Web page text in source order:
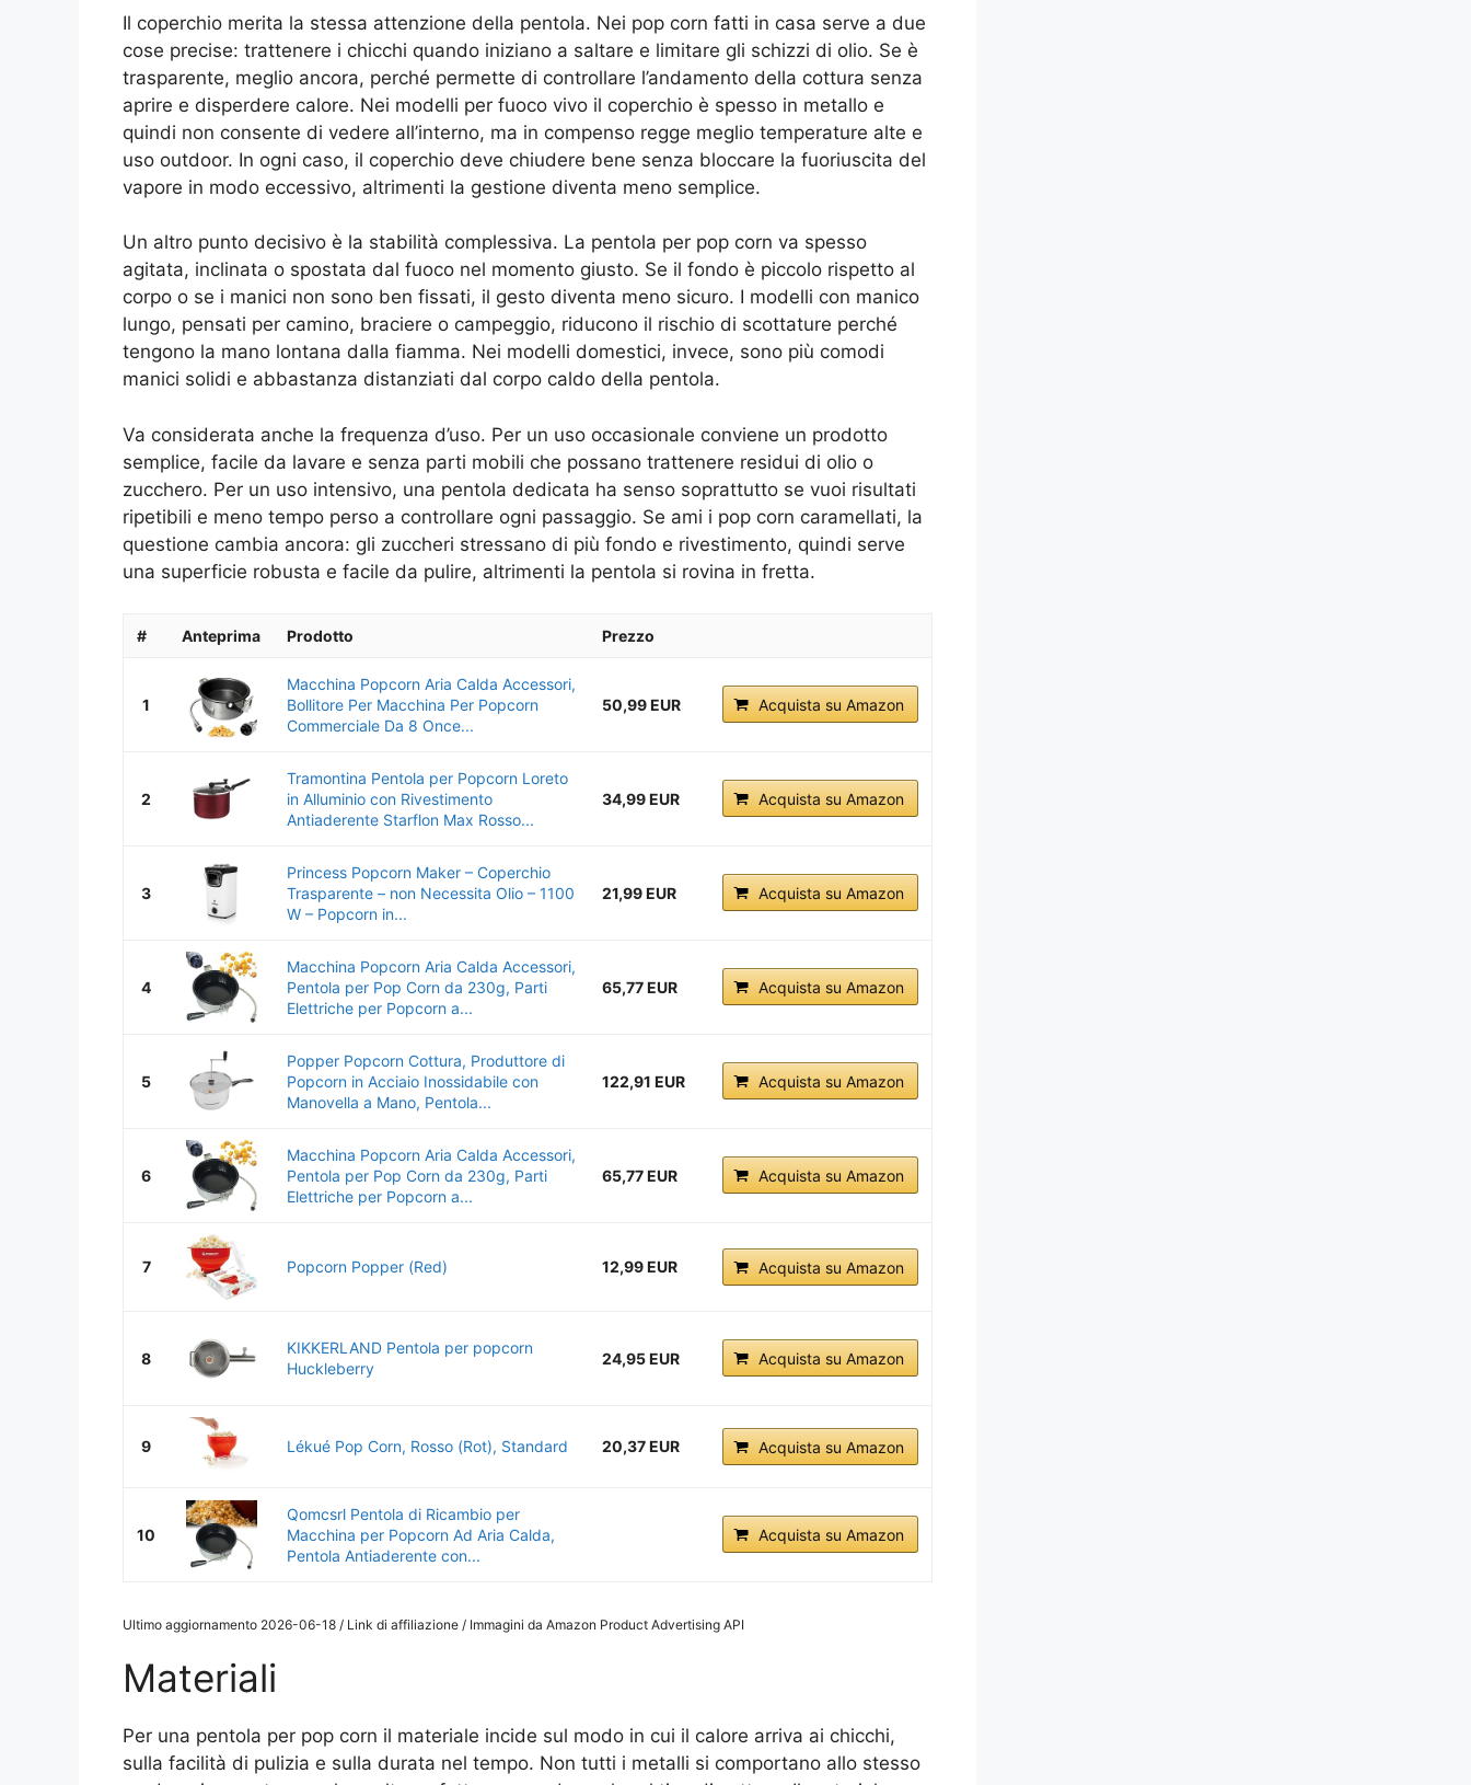
Il coperchio merita la stessa attenzione della pentola. Nei pop corn fatti in casa serve a due
cose precise: trattenere i chicchi quando iniziano a saltare e limitare gli schizzi di olio. Se è
trasparente, meglio ancora, perché permette di controllare l’andamento della cottura senza
aprire e disperdere calore. Nei modelli per fuoco vivo il coperchio è spesso in metallo e
quindi non consente di vedere all’interno, ma in compenso regge meglio temperature alte e
uso outdoor. In ogni caso, il coperchio deve chiudere bene senza bloccare la fuoriuscita del
vapore in modo eccessivo, altrimenti la gestione diventa meno semplice.
Un altro punto decisivo è la stabilità complessiva. La pentola per pop corn va spesso
agitata, inclinata o spostata dal fuoco nel momento giusto. Se il fondo è piccolo rispetto al
corpo o se i manici non sono ben fissati, il gesto diventa meno sicuro. I modelli con manico
lungo, pensati per camino, braciere o campeggio, riducono il rischio di scottature perché
tengono la mano lontana dalla fiamma. Nei modelli domestici, invece, sono più comodi
manici solidi e abbastanza distanziati dal corpo caldo della pentola.
Va considerata anche la frequenza d’uso. Per un uso occasionale conviene un prodotto
semplice, facile da lavare e senza parti mobili che possano trattenere residui di olio o
zucchero. Per un uso intensivo, una pentola dedicata ha senso soprattutto se vuoi risultati
ripetibili e meno tempo perso a controllare ogni passaggio. Se ami i pop corn caramellati, la
questione cambia ancora: gli zuccheri stressano di più fondo e rivestimento, quindi serve
una superficie robusta e facile da pulire, altrimenti la pentola si rovina in fretta.
# Anteprima Prodotto Prezzo
1
Macchina Popcorn Aria Calda Accessori,
Bollitore Per Macchina Per Popcorn
Commerciale Da 8 Once...
50,99 EUR Acquista su Amazon
2
Tramontina Pentola per Popcorn Loreto
in Alluminio con Rivestimento
Antiaderente Starflon Max Rosso...
34,99 EUR Acquista su Amazon
3
Princess Popcorn Maker – Coperchio
Trasparente – non Necessita Olio – 1100
W – Popcorn in...
21,99 EUR Acquista su Amazon
4
Macchina Popcorn Aria Calda Accessori,
Pentola per Pop Corn da 230g, Parti
Elettriche per Popcorn a...
65,77 EUR Acquista su Amazon
5
Popper Popcorn Cottura, Produttore di
Popcorn in Acciaio Inossidabile con
Manovella a Mano, Pentola...
122,91 EUR Acquista su Amazon
6
Macchina Popcorn Aria Calda Accessori,
Pentola per Pop Corn da 230g, Parti
Elettriche per Popcorn a...
65,77 EUR Acquista su Amazon
7 Popcorn Popper (Red) 12,99 EUR Acquista su Amazon
8
KIKKERLAND Pentola per popcorn
Huckleberry
24,95 EUR Acquista su Amazon
9 Lékué Pop Corn, Rosso (Rot), Standard 20,37 EUR Acquista su Amazon
10
Qomcsrl Pentola di Ricambio per
Macchina per Popcorn Ad Aria Calda,
Pentola Antiaderente con...
Acquista su Amazon
Ultimo aggiornamento 2026-06-18 / Link di affiliazione / Immagini da Amazon Product Advertising API
Materiali
Per una pentola per pop corn il materiale incide sul modo in cui il calore arriva ai chicchi,
sulla facilità di pulizia e sulla durata nel tempo. Non tutti i metalli si comportano allo stesso